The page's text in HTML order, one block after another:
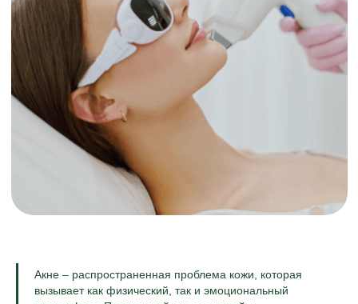
Акне – распространенная проблема кожи, которая
вызывает как физический, так и эмоциональный